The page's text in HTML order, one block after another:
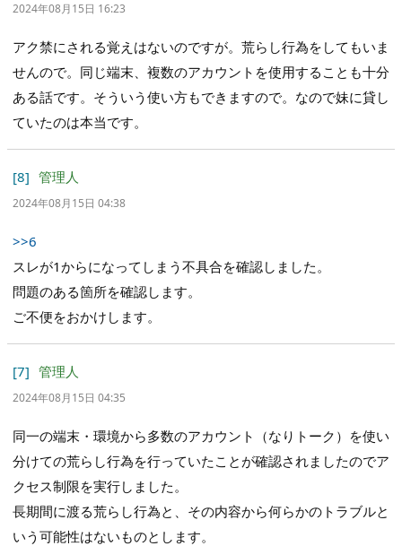
2024年08月15日 16:23
アク禁にされる覚えはないのですが。荒らし行為をしてもいま
せんので。同じ端末、複数のアカウントを使用することも十分
ある話です。そういう使い方もできますので。なので妹に貸し
ていたのは本当です。
[8] 管理人
2024年08月15日 04:38
>>6
スレが1からになってしまう不具合を確認しました。
問題のある箇所を確認します。
ご不便をおかけします。
[7] 管理人
2024年08月15日 04:35
同一の端末・環境から多数のアカウント（なりトーク）を使い
分けての荒らし行為を行っていたことが確認されましたのでア
クセス制限を実行しました。
長期間に渡る荒らし行為と、その内容から何らかのトラブルと
いう可能性はないものとします。